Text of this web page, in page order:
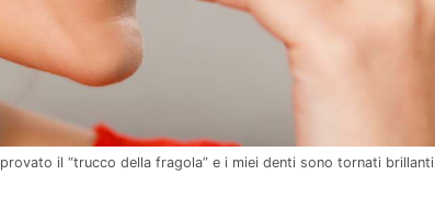
il “trucco della fragola” e i miei denti sono tornati brillanti